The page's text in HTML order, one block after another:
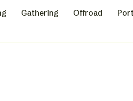
Gathering Offroad